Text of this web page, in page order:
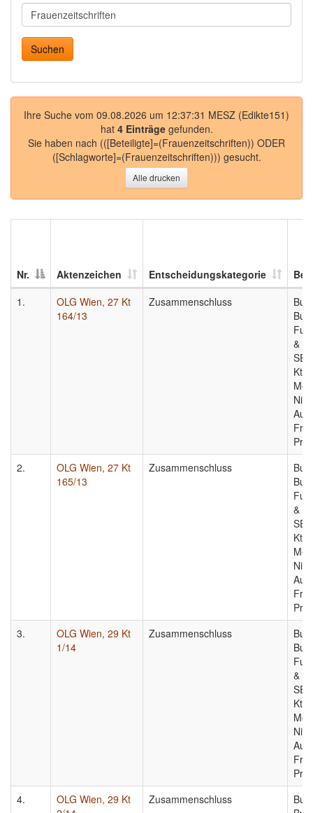
Ihre Suche vom 09.08.2026 um 12:37:31 MESZ (Edikte151)
hat 4 Einträgegefunden.
Sie haben nach (([Beteiligte]=(Frauenzeitschriften)) ODER
([Schlagworte]=(Frauenzeitschriften))) gesucht.
Alle drucken
Nr. Aktenzeichen Entscheidungskategorie
1.
OLG Wien, 27 Kt
164/13
Zusammenschluss
&
SE,
Kt
2.
OLG Wien, 27 Kt
165/13
Zusammenschluss
&
SE,
Kt
3.
OLG Wien, 29 Kt
1/14
Zusammenschluss
&
SE,
Kt
4.
OLG Wien, 29 Kt
Zusammenschluss